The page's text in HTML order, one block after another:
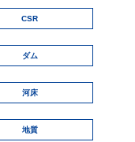
CSR
ダム
河床
地質